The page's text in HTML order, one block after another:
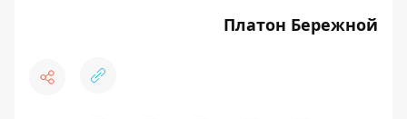
Платон Бережной